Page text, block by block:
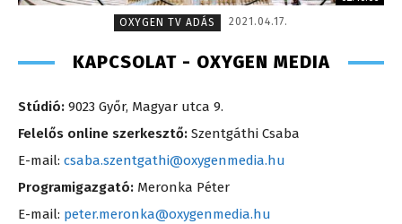
OXYGEN TV ADÁS
2021.04.17.
KAPCSOLAT - OXYGEN MEDIA
Stúdió: 9023 Győr, Magyar utca 9.
Felelős online szerkesztő: Szentgáthi Csaba
E-mail: csaba.szentgathi@oxygenmedia.hu
Programigazgató: Meronka Péter
E-mail: peter.meronka@oxygenmedia.hu